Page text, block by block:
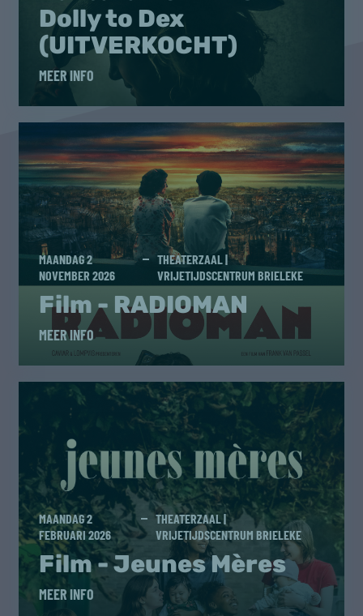
Dolly to Dex
(UITVERKOCHT)
MEER INFO
MAANDAG 2
NOVEMBER 2026
THEATERZAAL |
VRIJETIJDSCENTRUM BRIELEKE
Film - RADIOMAN
MEER INFO
MAANDAG 2
FEBRUARI 2026
THEATERZAAL |
VRIJETIJDSCENTRUM BRIELEKE
Film - Jeunes Mères
MEER INFO